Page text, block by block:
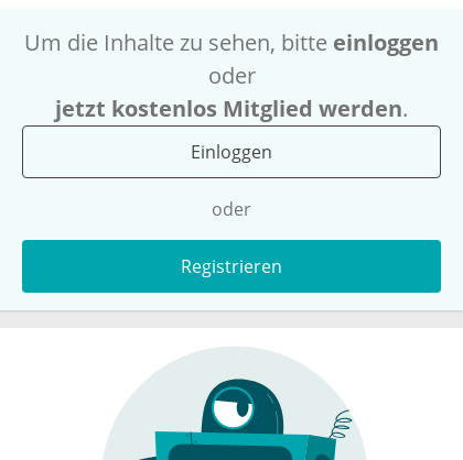
Um die Inhalte zu sehen, bitte einloggen
oder
jetzt kostenlos Mitglied werden.
Einloggen
oder
Registrieren